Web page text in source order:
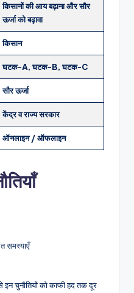
किसानों की आय बढ़ाना और सौर
ऊर्जा को बढ़ावा
किसान
घटक-A, घटक-B, घटक-C
सौर ऊर्जा
केंद्र व राज्य सरकार
ऑनलाइन / ऑफलाइन
समस्याएँ
इन चुनौतियों को काफी हद तक दूर